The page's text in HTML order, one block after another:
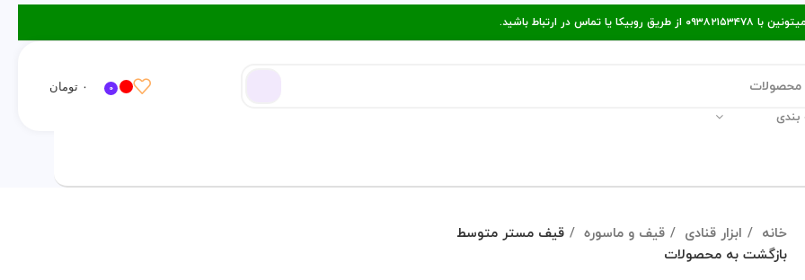
ارتباط باشید.
بندی
0 ۰ تومان
خانه ابزار قنادی قیف و ماسوره
قیف مستر متوسط
بازگشت به محصولات